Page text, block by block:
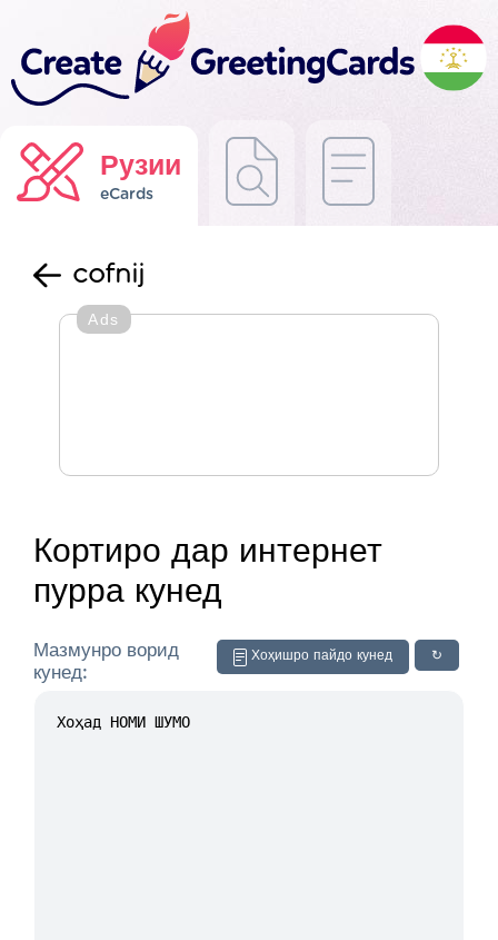
Рузии
eCards
cofnij
Ads
Кортиро дар интернет
пурра кунед
↻
Хоҳишро пайдо кунед
Мазмунро ворид
кунед: